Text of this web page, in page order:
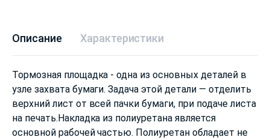
Описание Характеристики
Тормозная площадка - одна из основных деталей в
узле захвата бумаги. Задача этой детали — отделить
верхний лист от всей пачки бумаги, при подаче листа
на печать.Накладка из полиуретана является
основной рабочей частью. Полиуретан обладает не